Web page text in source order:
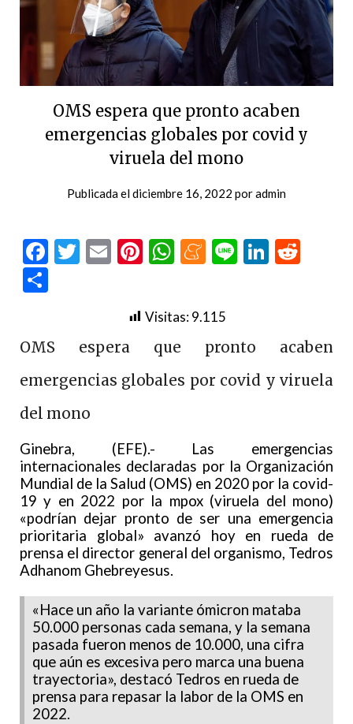
OMS espera que pronto acaben
emergencias globales por covid y
viruela del mono
Publicada eldiciembre 16, 2022 poradmin
Facebook
Twitter
EmailPinterest
WhatsApp
Meneame
Line
Visitas:9.115
OMS espera que pronto acaben
emergencias globales por covid y viruela
del mono
Ginebra, (EFE).- Las emergencias
internacionales declaradas por la Organización
Mundial de la Salud (OMS) en 2020 por la covid-
19 y en 2022 por la mpox (viruela del mono)
«podrían dejar pronto de ser una emergencia
prioritaria global» avanzó hoy en rueda de
prensa el director general del organismo, Tedros
Adhanom Ghebreyesus.
«Hace un año la variante ómicron mataba
50.000 personas cada semana, y la semana
pasada fueron menos de 10.000, una cifra
que aún es excesiva pero marca una buena
trayectoria», destacó Tedros en rueda de
prensa para repasar la labor de la OMS en
2022.